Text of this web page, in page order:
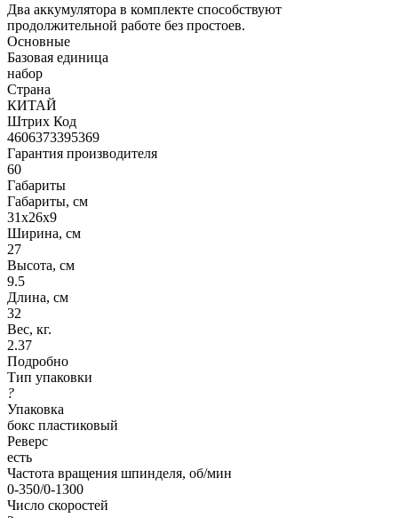
Два аккумулятора в комплекте способствуют
продолжительной работе без простоев.
Основные
Базовая единица
набор
Страна
КИТАЙ
Штрих Код
4606373395369
Гарантия производителя
60
Габариты
Габариты, см
31x26x9
Ширина, см
27
Высота, см
9.5
Длина, см
32
Вес, кг.
2.37
Подробно
Тип упаковки
?
Упаковка
бокс пластиковый
Реверс
есть
Частота вращения шпинделя, об/мин
0-350/0-1300
Число скоростей